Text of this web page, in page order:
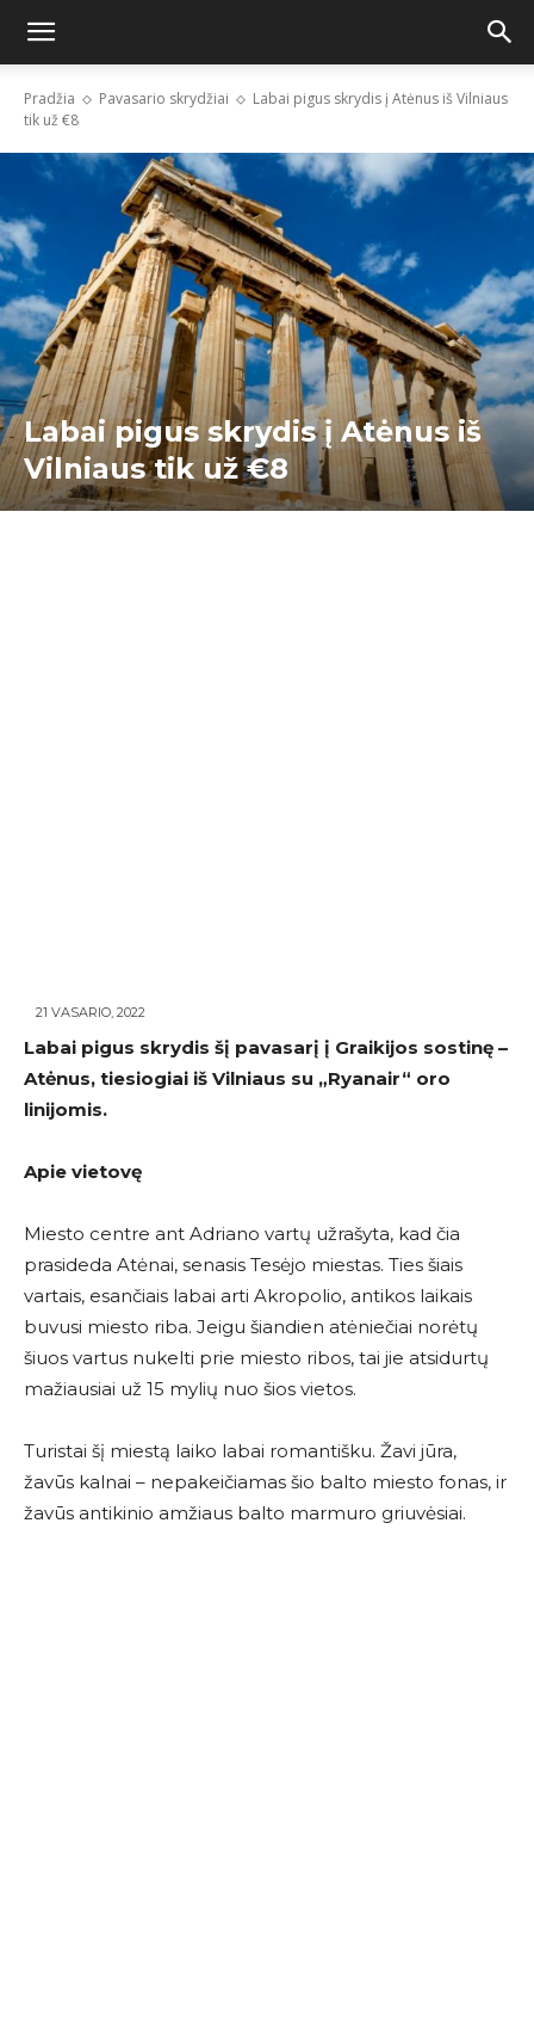
Pradžia Pavasario skrydžiai
Labai pigus skrydis į Atėnus iš Vilniaus
tik už €8
Labai pigus skrydis į Atėnus iš
Vilniaus tik už €8
21 VASARIO, 2022
Labai pigus skrydis šį pavasarį į Graikijos sostinę –
Atėnus, tiesiogiai iš Vilniaus su „Ryanair“ oro
linijomis.
Apie vietovę
Miesto centre ant Adriano vartų užrašyta, kad čia
prasideda Atėnai, senasis Tesėjo miestas. Ties šiais
vartais, esančiais labai arti Akropolio, antikos laikais
buvusi miesto riba. Jeigu šiandien atėniečiai norėtų
šiuos vartus nukelti prie miesto ribos, tai jie atsidurtų
mažiausiai už 15 mylių nuo šios vietos.
Turistai šį miestą laiko labai romantišku. Žavi jūra,
žavūs kalnai – nepakeičiamas šio balto miesto fonas, ir
žavūs antikinio amžiaus balto marmuro griuvėsiai.